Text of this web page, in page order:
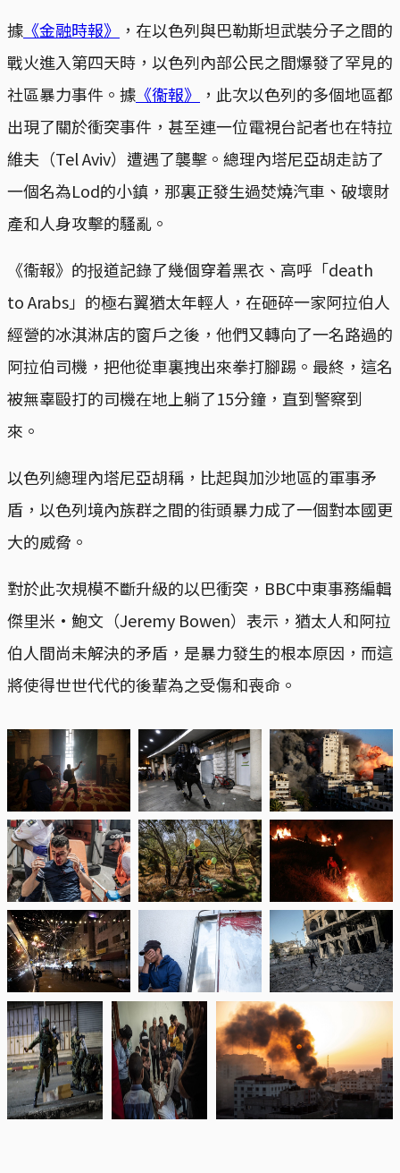
據 《金融時報》
，在以色列與巴勒斯坦武裝分子之間的
戰火進入第四天時，以色列內部公民之間爆發了罕見的
社區暴力事件。據 《衞報》
，此次以色列的多個地區都
出現了關於衝突事件，甚至連一位電視台記者也在特拉
維夫（Tel Aviv）遭遇了襲擊。總理內塔尼亞胡走訪了
一個名為Lod的小鎮，那裏正發生過焚燒汽車、破壞財
產和人身攻擊的騷亂。
《衞報》的报道記錄了幾個穿着黑衣、高呼「death
to Arabs」的極右翼猶太年輕人，在砸碎一家阿拉伯人
經營的冰淇淋店的窗戶之後，他們又轉向了一名路過的
阿拉伯司機，把他從車裏拽出來拳打腳踢。最終，這名
被無辜毆打的司機在地上躺了15分鐘，直到警察到
來。
以色列總理內塔尼亞胡稱，比起與加沙地區的軍事矛
盾，以色列境內族群之間的街頭暴力成了一個對本國更
大的威脅。
對於此次規模不斷升級的以巴衝突，BBC中東事務編輯
傑里米·鮑文（Jeremy Bowen）表示，猶太人和阿拉
伯人間尚未解決的矛盾，是暴力發生的根本原因，而這
將使得世世代代的後輩為之受傷和喪命。